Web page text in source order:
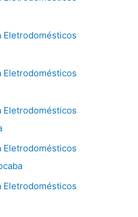
Eletrodomésticos
Eletrodomésticos
Eletrodomésticos
Eletrodomésticos
Eletrodomésticos